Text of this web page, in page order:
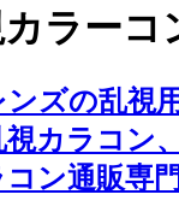
ラーコ
ズの乱視
カラコン
ン通販専